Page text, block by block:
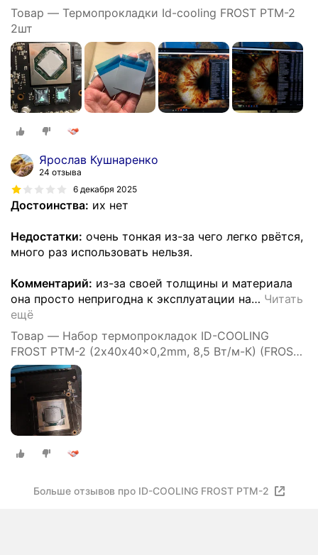
Товар — Термопрокладки Id-cooling FROST PTM-2
2шт
Ярослав Кушнаренко
24 отзыва
6 декабря 2025
Достоинства: их нет
Недостатки: очень тонкая из-за чего легко рвётся,
много раз использовать нельзя.
Комментарий: из-за своей толщины и материала
она просто непригодна к эксплуатации на… Читать
ещё
Товар — Набор термопрокладок ID-COOLING
FROST PTM-2 (2х40x40x0,2mm, 8,5 Вт/м-К) (FROST
PTM-2)
Больше отзывов про ID-COOLING FROST PTM-2